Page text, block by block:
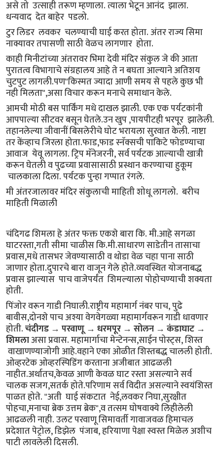
असे तो उत्साही तरूण म्हणाला. त्याला भेटून आनंद झाला.
धन्यवाद देत बाहेर पडलो.
टुर लिडर लवकर चलण्याची घाई करत होता. अंतर राज्य सिमा
नाक्यावर तपासणी साठी वेळच लागणार होता.
काही मिनीटांच्या अंतरावर भिमा देवी मंदिर संकुल जे की आता
पुरातत्व विभागाचे संग्रहालय आहे ते न बघता आल्याने अतिशय
चुटपुट लागली.पण"किस्मत ज्यादा आणी समय से पहले कुछ भी
नही मिलता",असा विचार करून मनाचे समाधान केले.
आमची मोठी बस पार्किंग मधे दाखल झाली. एक एक पर्यटकांनी
आपपाल्या सीटवर बसून घेतले.उन खुप ,पायपीटही भरपूर झालेली.
तहानलेल्या जीवानीं बिसलेरीचे घोट भरायला सुरवात केली. नाष्टा
तर केंव्हाच जिरला होता.फाड,फाड स्नॅक्सची पाकिटे फोडण्याचा
आवाज येवू लागला. ट्रिप मॅनेजरनी, सर्व पर्यटक आल्याची खात्री
करून घेतली व पुढच्या प्रवासासाठी प्रस्थान करण्याचा हुकूम
चालकाला दिला. पर्यटक पुन्हा गप्पात रंगले.
मी अंतरजालावर मंदिर संकुलाची माहिती शोधू लागलो. बरीच
माहिती मिळाली
चंदिगढ शिमला हे अंतर फक्त एकशे बारा कि. मी.आहे सगळा
घाटरस्ता,गती सीमा चाळीस कि.मी.साधारण साडेतीन तासाचा
प्रवास,मधे तासभर जेवण्यासाठी व थोडा वेळ चहा पाना साठी
जाणार होता.दुपारचे बारा वाजून गेले होते.व्यवस्थित योजनाबद्ध
प्रवास झाल्यास पाच वाजेपर्यंत शिमल्याला पोहोचण्याची शक्यता
होती.
पिंजोर वरून गाडी निघाली.राष्ट्रीय महामार्ग नंबर पाच, पुढे
बावीस,दोनशे पाच अश्या वेगवेगळ्या महामार्गवरून गाडी धावणार
होती.चंदीगड → परवाणू → धरमपूर → सोलन → कंडाघाट →
शिमलाअसा प्रवास. महामार्गाचा मेन्टेनन्स,साईन पोस्ट्स, शिस्त
वाखाणण्याजोगी आहे.वहाने एका ओळीत शिस्तबद्ध चालली होती.
ओव्हरटेक ओव्हरस्पिडिंग करताना अजीबात आढळली
नाहीत.अर्थातच,केवळ आणी केवळ घाट रस्ता असल्याने सर्व
चालक सजग,सतर्क होते.परिणाम सर्व विदीत असल्याने स्वयंशिस्त
पाळत होते. "अती घाई संकटात नेई,लवकर निघा,सुरक्षीत
पोहचा,मनाचा ब्रेक उत्तम ब्रेक",व तत्सम घोषवाक्ये लिहीलेली
आढळली नाही. उलट परवाणू सिमावर्ती गावाजवळ हिमाचल
प्रदेशात पेट्रोल, डिझेल पंजाब, हरियाणा पेक्षा स्वस्त मिळेल अशीच
पाटी लावलेली दिसली.